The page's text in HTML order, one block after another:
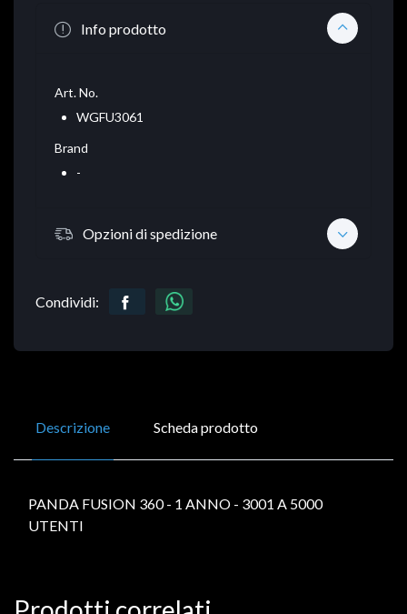
Info prodotto
Art. No.
WGFU3061
Brand
-
Opzioni di spedizione
Condividi:
Descrizione Scheda prodotto
PANDA FUSION 360 - 1 ANNO - 3001 A 5000
UTENTI